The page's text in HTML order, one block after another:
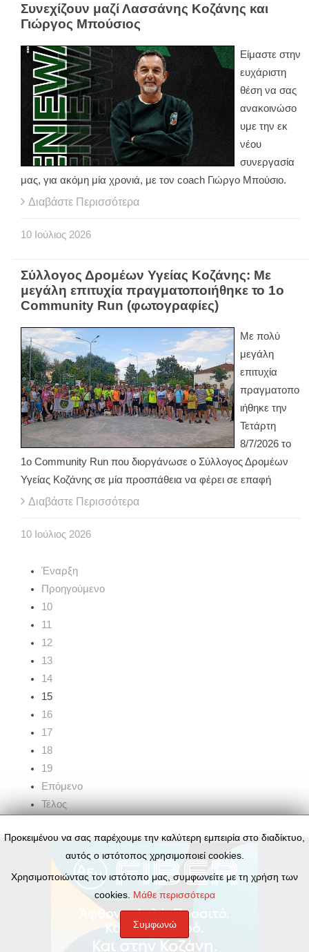
Συνεχίζουν μαζί Λασσάνης Κοζάνης και
Γιώργος Μπούσιος
Είμαστε στην
ευχάριστη
θέση να σας
ανακοινώσο
υμε την εκ
νέου
συνεργασία
μας, για ακόμη μία χρονιά, με τον coach Γιώργο Μπούσιο.
Διαβάστε Περισσότερα
10 Ιούλιος 2026
Σύλλογος Δρομέων Υγείας Κοζάνης: Με
μεγάλη επιτυχία πραγματοποιήθηκε το 1ο
Community Run (φωτογραφίες)
Με πολύ
μεγάλη
επιτυχία
πραγματοπο
ιήθηκε την
Τετάρτη
8/7/2026 το
1ο Community Run που διοργάνωσε ο Σύλλογος Δρομέων
Υγείας Κοζάνης σε μία προσπάθεια να φέρει σε επαφή
Διαβάστε Περισσότερα
10 Ιούλιος 2026
Έναρξη
Προηγούμενο
10
11
12
13
14
15
16
17
18
19
Επόμενο
Τέλος
Προκειμένου να σας παρέχουμε την καλύτερη εμπειρία στο διαδίκτυο,
αυτός ο ιστότοπος χρησιμοποιεί cookies.
Χρησιμοποιώντας τον ιστότοπο μας, συμφωνείτε με τη χρήση των
cookies. Μάθε περισσότερα
Συμφωνώ